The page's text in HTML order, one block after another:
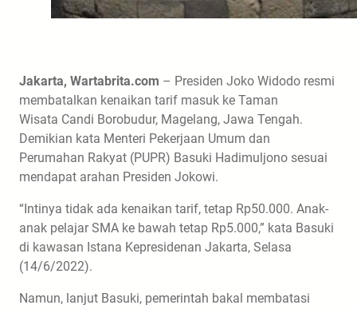
Jakarta, Wartabrita.com – Presiden Joko Widodo resmi
membatalkan kenaikan tarif masuk ke Taman
Wisata Candi Borobudur, Magelang, Jawa Tengah.
Demikian kata Menteri Pekerjaan Umum dan
Perumahan Rakyat (PUPR) Basuki Hadimuljono sesuai
mendapat arahan Presiden Jokowi.
“Intinya tidak ada kenaikan tarif, tetap Rp50.000. Anak-
anak pelajar SMA ke bawah tetap Rp5.000,” kata Basuki
di kawasan Istana Kepresidenan Jakarta, Selasa
(14/6/2022).
Namun, lanjut Basuki, pemerintah bakal membatasi